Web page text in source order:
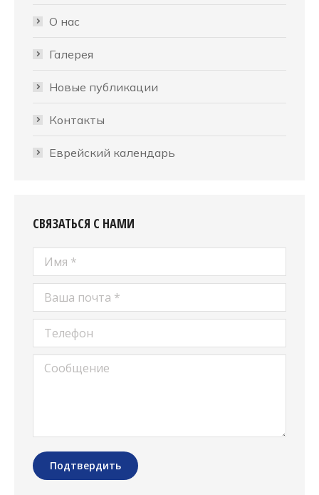
О нас
Галерея
Новые публикации
Контакты
Еврейский календарь
СВЯЗАТЬСЯ С НАМИ
Имя *
Ваша почта *
Телефон
Сообщение
Подтвердить